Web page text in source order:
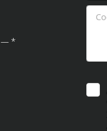
— *